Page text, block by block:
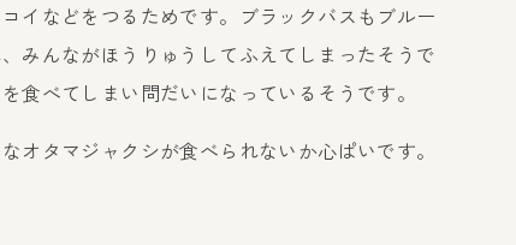
イなどをつるためです。ブラックバスもブルー
みんながほうりゅうしてふえてしまったそうで
食べてしまい問だいになっているそうです。
オタマジャクシが食べられないか心ぱいです。